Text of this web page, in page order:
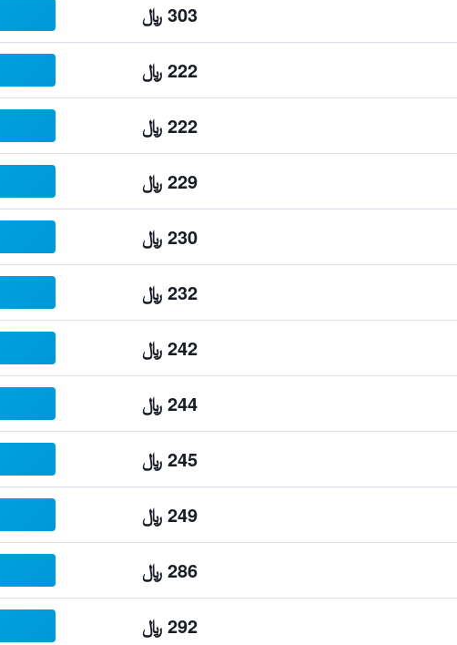
303 ﷼
222 ﷼
222 ﷼
229 ﷼
230 ﷼
232 ﷼
242 ﷼
244 ﷼
245 ﷼
249 ﷼
286 ﷼
292 ﷼